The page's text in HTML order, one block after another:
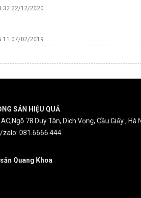
22/12/2020
07/02/2019
SẢN HIỆU QUẢ
78 Duy Tân, Dịch Vọng, Cầu Giấy , Hà
zalo: 081.6666.444
Quang Khoa